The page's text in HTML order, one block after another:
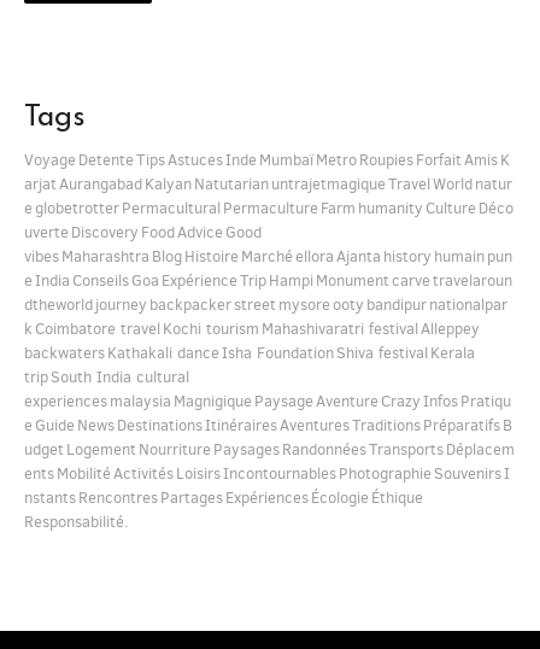
Tags
Voyage DetenteTipsAstucesInde MumbaïMetroRoupiesForfaitAmisK
arjatAurangabadKalyanNatutarianuntrajetmagiqueTravelWorldnatur
e globetrotterPermacultural Permaculture Farm humanity Culture Déco
uverte Discovery FoodAdvice Good
vibesMaharashtra BlogHistoire Marché elloraAjanta history humainpun
eIndia ConseilsGoa ExpérienceTripHampi Monument carvetravelaroun
dtheworldjourney backpackerstreet mysore ooty bandipurnationalpar
k Coimbatore travel Kochi tourism Mahashivaratri festivalAlleppey
backwatersKathakali danceIsha FoundationShiva festival Kerala
tripSouth India cultural
experiencesmalaysia Magnigique PaysageAventure CrazyInfosPratiqu
e Guide NewsDestinationsItinérairesAventuresTraditionsPréparatifsB
udget Logement Nourriture PaysagesRandonnéesTransportsDéplacem
entsMobilitéActivitésLoisirsIncontournablesPhotographie SouvenirsI
nstantsRencontresPartagesExpériencesÉcologie Éthique
Responsabilité.